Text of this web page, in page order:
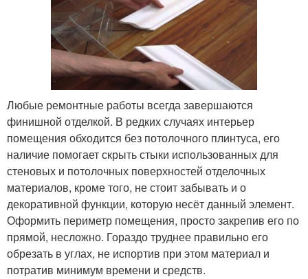
Любые ремонтные работы всегда завершаются
финишной отделкой. В редких случаях интерьер
помещения обходится без потолочного плинтуса, его
наличие помогает скрыть стыки использованных для
стеновых и потолочных поверхностей отделочных
материалов, кроме того, не стоит забывать и о
декоративной функции, которую несёт данный элемент.
Оформить периметр помещения, просто закрепив его по
прямой, несложно. Гораздо труднее правильно его
обрезать в углах, не испортив при этом материал и
потратив минимум времени и средств.